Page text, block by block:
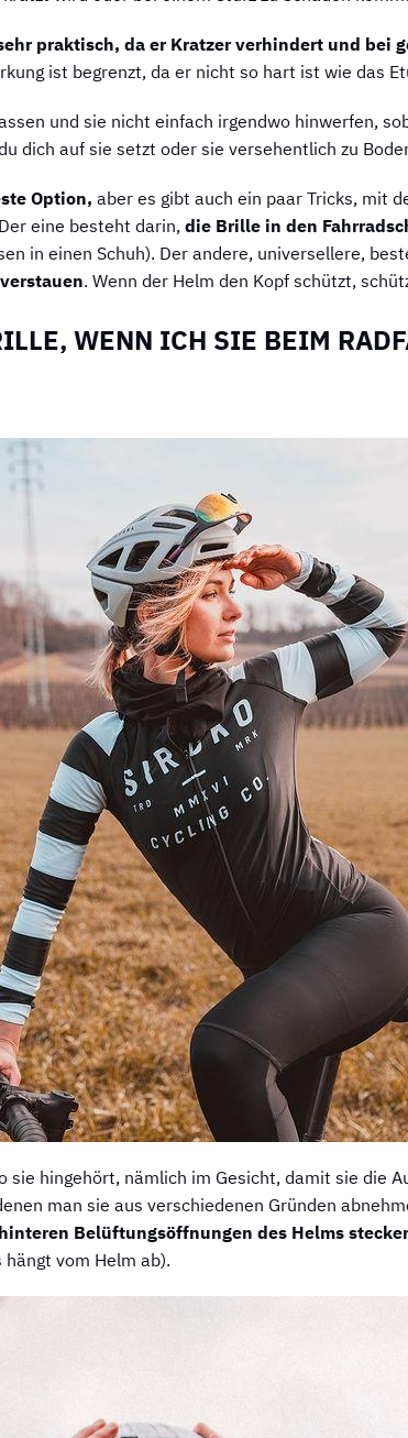
praktisch, da er Kratzer verhindert und bei
ist begrenzt, da er nicht so hart ist wie das
und sie nicht einfach irgendwo hinwerfen,
dich auf sie setzt oder sie versehentlich zu
Option, aber es gibt auch ein paar Tricks, mit
eine besteht darin, die Brille in den
in einen Schuh). Der andere, universellere,
. Wenn der Helm den Kopf schützt,
WENN ICH SIE BEIM
sie hingehört, nämlich im Gesicht, damit sie die
man sie aus verschiedenen Gründen
Belüftungsöffnungen des Helms
vom Helm ab).